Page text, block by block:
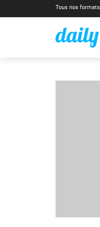
Tous nos formats